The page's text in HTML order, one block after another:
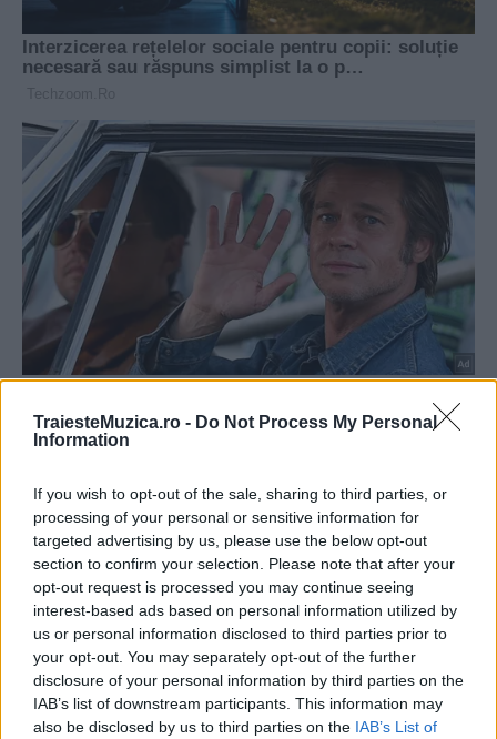
TraiesteMuzica.ro - Do Not Process My Personal
Information
If you wish to opt-out of the sale, sharing to third parties, or
processing of your personal or sensitive information for
targeted advertising by us, please use the below opt-out
section to confirm your selection. Please note that after your
opt-out request is processed you may continue seeing
interest-based ads based on personal information utilized by
us or personal information disclosed to third parties prior to
your opt-out. You may separately opt-out of the further
disclosure of your personal information by third parties on the
IAB’s list of downstream participants. This information may
also be disclosed by us to third parties on the IAB’s List of